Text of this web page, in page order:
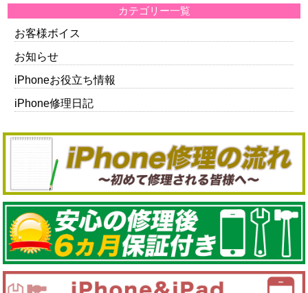
カテゴリー一覧
お客様ボイス
お知らせ
iPhoneお役立ち情報
iPhone修理日記